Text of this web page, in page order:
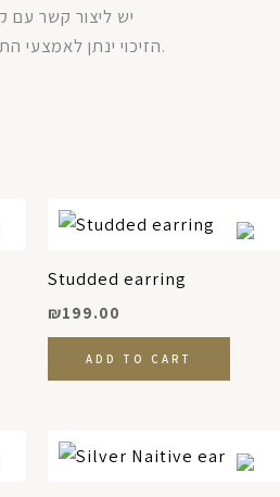
יש ליצור קשר עם קבלת
הזיכוי ינתן לאמצעי התשלום איתו התבצעה הרכישה.
Studded earring
₪199.00
ADD TO CART